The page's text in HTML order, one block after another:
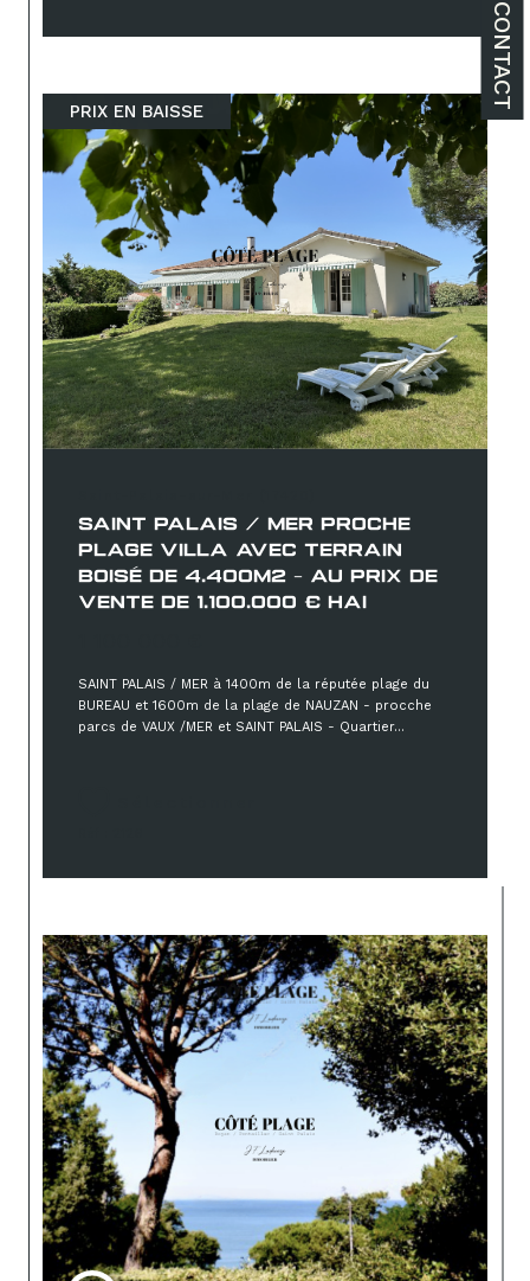
CONTACT
SAINT PALAIS / MER PROCHE
PLAGE VILLA AVEC TERRAIN
BOISÉ DE 4.400M2 - AU PRIX DE
VENTE DE 1.100.000 € HAI
SAINT PALAIS / MER à 1400m de la réputée plage du
BUREAU et 1600m de la plage de NAUZAN - procche
parcs de VAUX /MER et SAINT PALAIS - Quartier...
PRIX EN BAISSE